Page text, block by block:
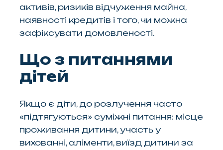
активів, ризиків відчуження майна,
наявності кредитів і того, чи можна
зафіксувати домовленості.
Що з питаннями
дітей
Якщо є діти, до розлучення часто
«підтягуються» суміжні питання: місце
проживання дитини, участь у
вихованні, аліменти, виїзд дитини за